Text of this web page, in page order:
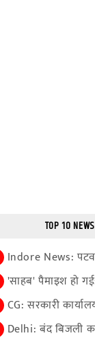
TOP 10 NEWS